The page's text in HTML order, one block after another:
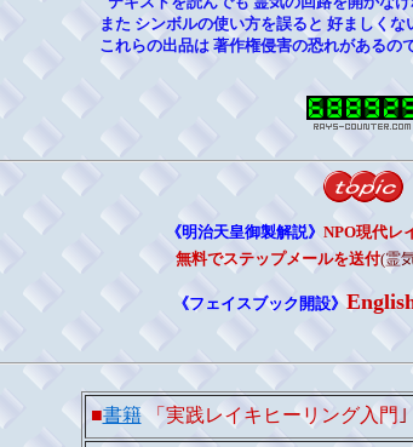
また シンボルの使い方を誤ると 好ましく
これらの出品は 著作権侵害の恐れがあるの
《明治天皇御製解説》 NPO現代レ
無料でステップメールを送付(霊
《フェイスブック開設》
■書籍「実践レイキヒーリング入門 ｣